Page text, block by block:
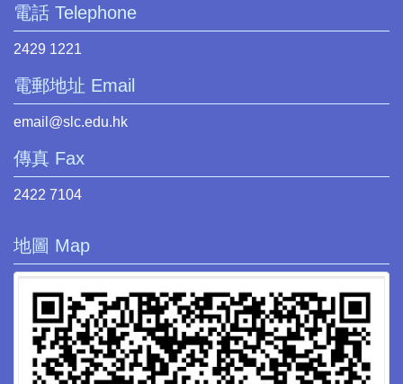
電話 Telephone
2429 1221
電郵地址 Email
email@slc.edu.hk
傳真 Fax
2422 7104
地圖 Map